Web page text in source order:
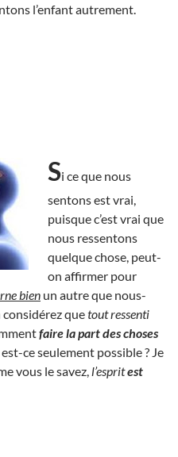
l’enfant autrement.
Si ce que nous
sentons est vrai,
puisque c’est vrai que
nous ressentons
quelque chose, peut-
on affirmer pour
bien un autre que nous-
considérez quetout ressenti
faire la part des choses
ce seulement possible ? Je
vous le savez, l’espritest